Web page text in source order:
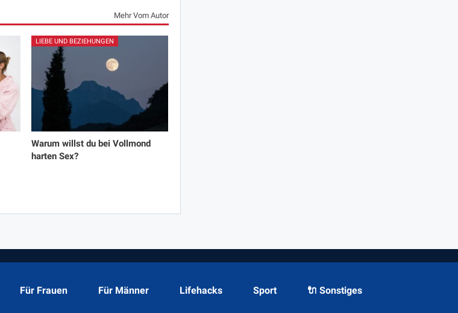
Mehr Vom Autor
LIEBE UND BEZIEHUNGEN
Warum willst du bei Vollmond
harten Sex?
Für Frauen Für Männer Lifehacks Sport 🔌 Sonstiges